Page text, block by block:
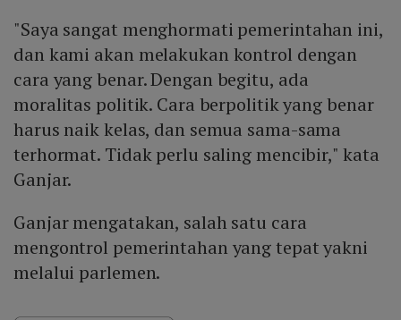
"Saya sangat menghormati pemerintahan ini,
dan kami akan melakukan kontrol dengan
cara yang benar. Dengan begitu, ada
moralitas politik. Cara berpolitik yang benar
harus naik kelas, dan semua sama-sama
terhormat. Tidak perlu saling mencibir," kata
Ganjar.
Ganjar mengatakan, salah satu cara
mengontrol pemerintahan yang tepat yakni
melalui parlemen.